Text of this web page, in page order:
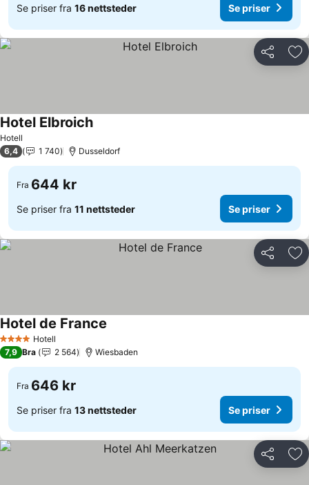
Se priser fra 16 nettsteder Se priser
Del
Hotell
Hotel ElbroichSe priser
6,4 1 740 Dusseldorf
Fra 644 kr
Se priser fra 11 nettsteder Se priser
Del
4 StjernerHotell
Hotel de France
7,9 Bra 2 564 Wiesbaden
Fra 646 kr
Se priser fra 13 nettsteder Se priser
Del